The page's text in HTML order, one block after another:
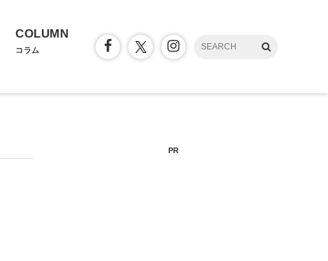
COLUMN
コラム
PR